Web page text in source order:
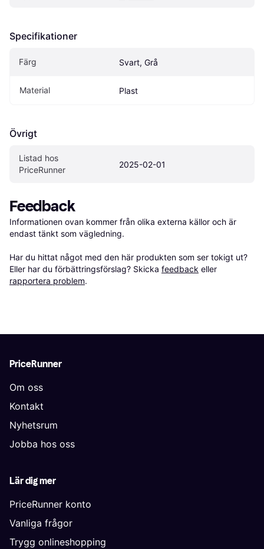
Specifikationer
Färg Svart, Grå
Material Plast
Övrigt
Listad hos
PriceRunner
2025-02-01
Feedback
Informationen ovan kommer från olika externa källor och är
endast tänkt som vägledning.
Har du hittat något med den här produkten som ser tokigt ut?
Eller har du förbättringsförslag? Skicka feedback eller
rapportera problem.
PriceRunner
Om oss
Kontakt
Nyhetsrum
Jobba hos oss
Lär dig mer
PriceRunner konto
Vanliga frågor
Trygg onlineshopping